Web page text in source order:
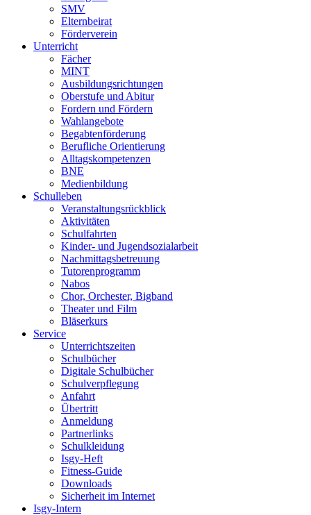
SMV
Elternbeirat
Förderverein
Unterricht
Fächer
MINT
Ausbildungsrichtungen
Oberstufe und Abitur
Fordern und Fördern
Wahlangebote
Begabtenförderung
Berufliche Orientierung
Alltagskompetenzen
BNE
Medienbildung
Schulleben
Veranstaltungsrückblick
Aktivitäten
Schulfahrten
Kinder- und Jugendsozialarbeit
Nachmittagsbetreuung
Tutorenprogramm
Nabos
Chor, Orchester, Bigband
Theater und Film
Bläserkurs
Service
Unterrichtszeiten
Schulbücher
Digitale Schulbücher
Schulverpflegung
Anfahrt
Übertritt
Anmeldung
Partnerlinks
Schulkleidung
Isgy-Heft
Fitness-Guide
Downloads
Sicherheit im Internet
Isgy-Intern